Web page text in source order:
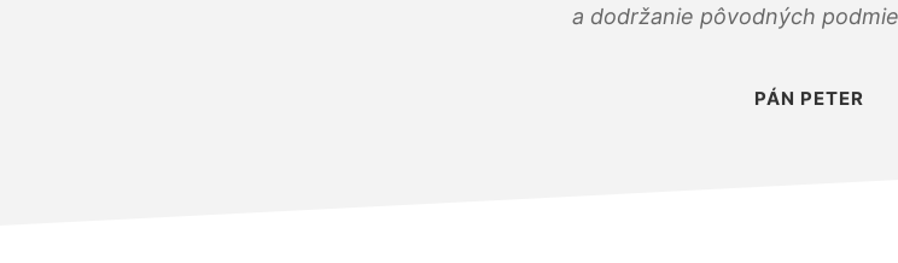
a dodržanie pôvodných
PÁN PETER